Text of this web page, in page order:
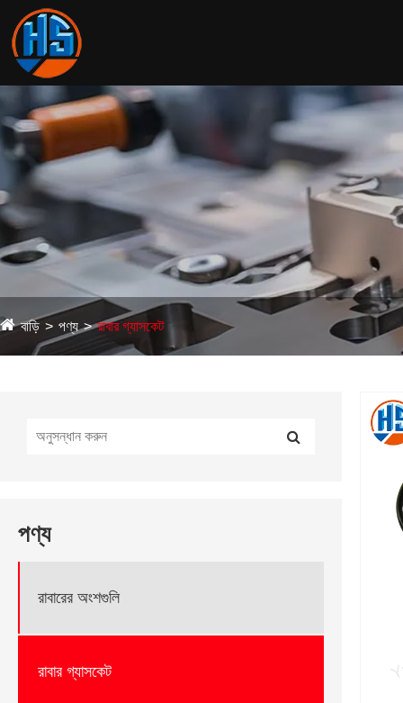
বাড়ি পণ্য রাবার গ্যাসকেট
পণ্য
রাবারের অংশগুলি
রাবার গ্যাসকেট